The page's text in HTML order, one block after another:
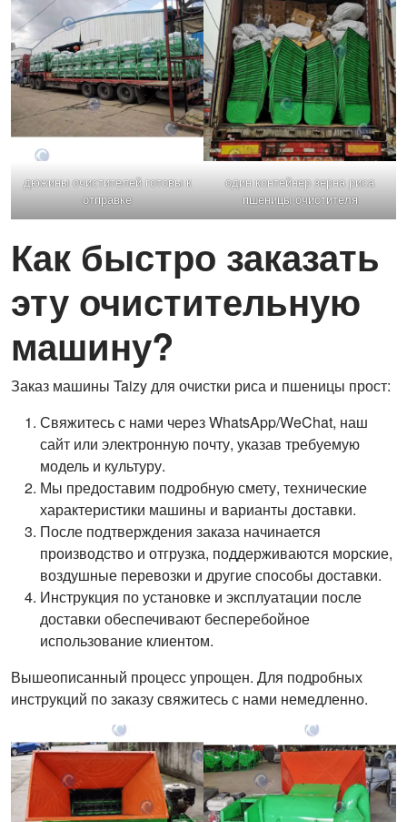
дюжины очистителей готовы к
отправке
один контейнер зерна риса
пшеницы очистителя
Как быстро заказать
эту очистительную
машину?
Заказ машины Taizy для очистки риса и пшеницы прост:
Свяжитесь с нами через WhatsApp/WeChat, наш
сайт или электронную почту, указав требуемую
модель и культуру.
Мы предоставим подробную смету, технические
характеристики машины и варианты доставки.
После подтверждения заказа начинается
производство и отгрузка, поддерживаются морские,
воздушные перевозки и другие способы доставки.
Инструкция по установке и эксплуатации после
доставки обеспечивают бесперебойное
использование клиентом.
Вышеописанный процесс упрощен. Для подробных
инструкций по заказу свяжитесь с нами немедленно.